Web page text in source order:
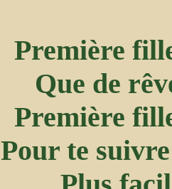
Première
Que de
Première
Pour te